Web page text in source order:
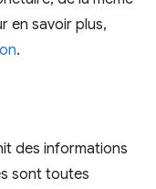
en savoir plus,
.
des informations
sont toutes